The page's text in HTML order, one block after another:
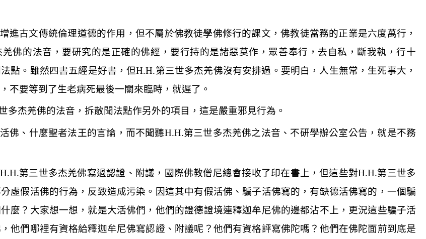
進古文傳統倫理道德的作用，但不屬於佛教徒學佛修行的課文，佛教徒當務的正業是六度萬行，
羌佛的法音，要研究的是正確的佛經，要行持的是諸惡莫作，眾善奉行，去自私，斷我執，行十
點。雖然四書五經是好書，但H.H.第三世多杰羌佛沒有安排過。要明白，人生無常，生死事大，
不要等到了生老病死最後一關來臨時，就遲了。
多杰羌佛的法音，拆散聞法點作另外的項目，這是嚴重邪見行為。
佛、什麼聖者法王的言論，而不聞聽H.H.第三世多杰羌佛之法音、不研學辦公室公告，就是不務
H.H.第三世多杰羌佛寫過認證、附議，國際佛教僧尼總會接收了印在書上，但這些對H.H.第三世多
虛假活佛的行為，反致造成污染。因這其中有假活佛、騙子活佛寫的，有缺德活佛寫的，一個騙
麼？大家想一想，就是大活佛們，他們的證德證境連釋迦牟尼佛的邊都沾不上，更況這些騙子活
他們哪裡有資格給釋迦牟尼佛寫認證、附議呢？他們有資格評寫佛陀嗎？他們在佛陀面前到底是